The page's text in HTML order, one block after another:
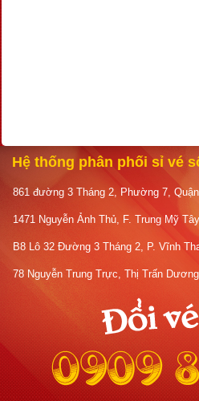
Hệ thống phân phối sỉ vé
861 đường 3 Tháng 2, Phường 7,
1471 Nguyễn Ảnh Thủ, F. Trung Mỹ
B8 Lô 32 Đường 3 Tháng 2, P. Vĩnh
78 Nguyễn Trung Trực, Thị Trấn